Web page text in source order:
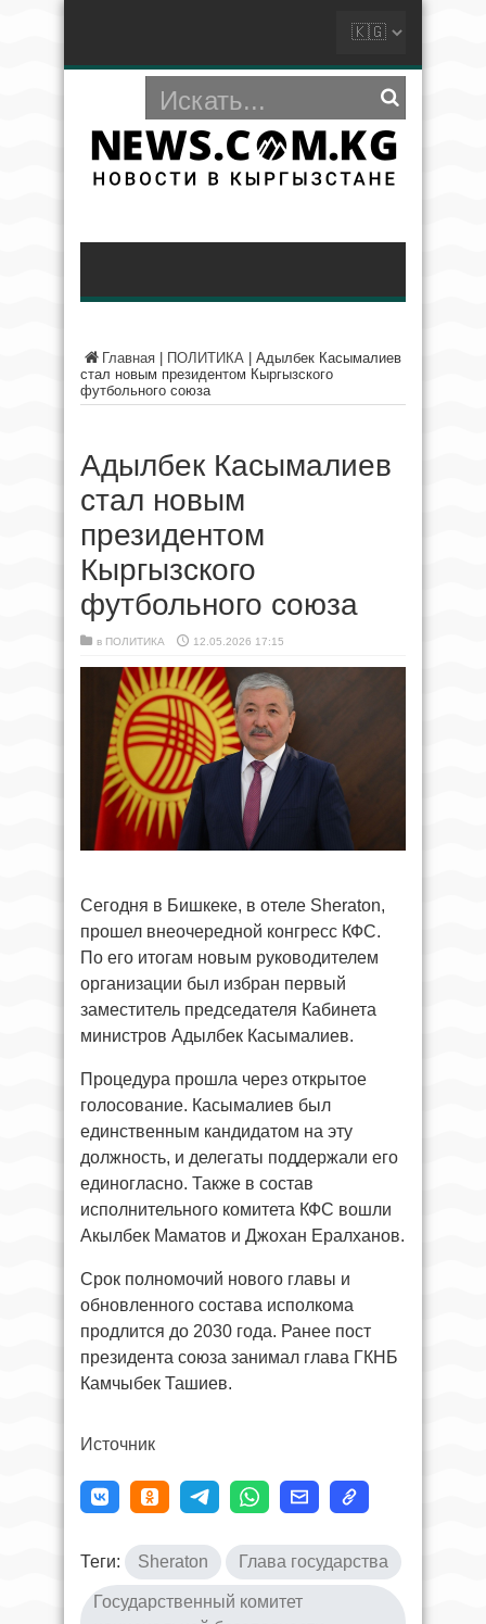
Главная ПОЛИТИКА
Адылбек Касымалиев
стал новым президентом Кыргызского
футбольного союза
Адылбек Касымалиев
стал новым
президентом
Кыргызского
футбольного союза
в ПОЛИТИКА 12.05.2026 17:15
Сегодня в Бишкеке, в отеле Sheraton,
прошел внеочередной конгресс КФС.
По его итогам новым руководителем
организации был избран первый
заместитель председателя Кабинета
министров Адылбек Касымалиев.
Процедура прошла через открытое
голосование. Касымалиев был
единственным кандидатом на эту
должность, и делегаты поддержали его
единогласно. Также в состав
исполнительного комитета КФС вошли
Акылбек Маматов и Джохан Ералханов.
Срок полномочий нового главы и
обновленного состава исполкома
продлится до 2030 года. Ранее пост
президента союза занимал глава ГКНБ
Камчыбек Ташиев.
Источник
Теги: Sheraton Глава государства
Государственный комитет